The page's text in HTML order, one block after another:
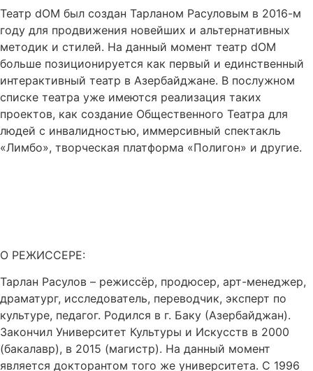
Театр dOM был создан Тарланом Расуловым в 2016-м
году для продвижения новейших и альтернативных
методик и стилей. На данный момент театр dOM
больше позиционируется как первый и единственный
интерактивный театр в Азербайджане. В послужном
списке театра уже имеются реализация таких
проектов, как создание Общественного Театра для
людей с инвалидностью, иммерсивный спектакль
«Лимбо», творческая платформа «Полигон» и другие.
О РЕЖИССЕРЕ:
Тарлан Расулов – режиссёр, продюсер, арт-менеджер,
драматург, исследователь, переводчик, эксперт по
культуре, педагог. Родился в г. Баку (Азербайджан).
Закончил Университет Культуры и Искусств в 2000
(бакалавр), в 2015 (магистр). На данный момент
является докторантом того же университета. С 1996